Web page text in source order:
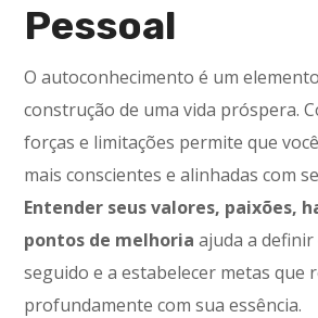
Pessoal
O autoconhecimento é um
construção de uma vida próspera.
forças e limitações permite que
mais conscientes e alinhadas com
Entender seus valores, paixões,
pontos de melhoria ajuda a
seguido e a estabelecer metas que
profundamente com sua essência.